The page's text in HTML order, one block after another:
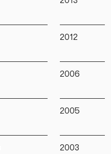
2012
2006
2005
2003